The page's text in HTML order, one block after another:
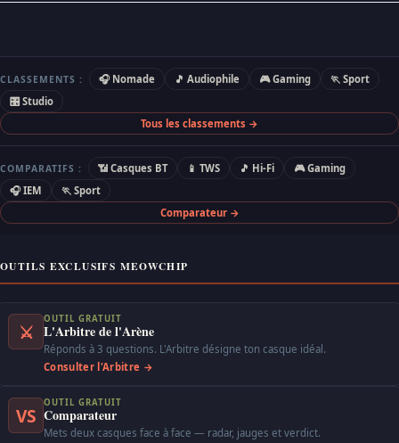
CLASSEMENTS : 🎧 Nomade 🎵 Audiophile 🎮 Gaming
🏃 Sport
🎛 Studio
Tous les classements →
COMPARATIFS : 📶 Casques BT 📱 TWS 🎵 Hi-Fi
🎮 Gaming
🎧 IEM
🏃 Sport
Comparateur →
OUTILS EXCLUSIFS MEOWCHIP
⚔
OUTIL GRATUIT
L'Arbitre de l'Arène
Réponds à 3 questions. L'Arbitre désigne ton casque idéal.
Consulter l'Arbitre →
VS
OUTIL GRATUIT
Comparateur
Mets deux casques face à face — radar, jauges et verdict.